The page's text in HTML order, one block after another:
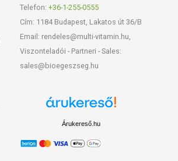
Telefon: +36-1-255-0555
Cím: 1184 Budapest, Lakatos út 36/B
Email: rendeles@multi-vitamin.hu,
Viszonteladói - Partneri - Sales:
sales@bioegeszseg.hu
Árukereső.hu